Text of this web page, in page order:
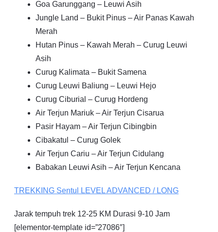
Goa Garunggang – Leuwi Asih
Jungle Land – Bukit Pinus – Air Panas Kawah
Merah
Hutan Pinus – Kawah Merah – Curug Leuwi
Asih
Curug Kalimata – Bukit Samena
Curug Leuwi Baliung – Leuwi Hejo
Curug Ciburial – Curug Hordeng
Air Terjun Mariuk – Air Terjun Cisarua
Pasir Hayam – Air Terjun Cibingbin
Cibakatul – Curug Golek
Air Terjun Cariu – Air Terjun Cidulang
Babakan Leuwi Asih – Air Terjun Kencana
TREKKING Sentul LEVEL ADVANCED / LONG
Jarak tempuh trek 12-25 KM Durasi 9-10 Jam
[elementor-template id=”27086″]